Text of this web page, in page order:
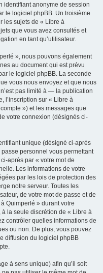
identifiant anonyme de session
le logiciel phpBB. Un troisième
les sujets de « Libre à
que vous avez consultés et
en tant qu’utilisateur.
», nous pouvons également
au document qui est prévu
le logiciel phpBB. La seconde
vous nous envoyez et que nous
pas limité à — la publication
l’inscription sur « Libre à
») et les messages que
votre connexion (désignés ci-
unique (désigné ci-après
personnel vous permettant
après par « votre mot de
Les informations de votre
par les lois de protection des
notre serveur. Toutes les
de votre mot de passe et de
Quimperlé » durant votre
la seule discrétion de « Libre à
contrôler quelles informations de
ou non. De plus, vous pouvez
diffusion du logiciel phpBB
à sens unique) afin qu’il soit